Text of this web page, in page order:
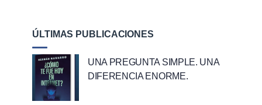
ÚLTIMAS PUBLICACIONES
UNA PREGUNTA SIMPLE. UNA
DIFERENCIA ENORME.